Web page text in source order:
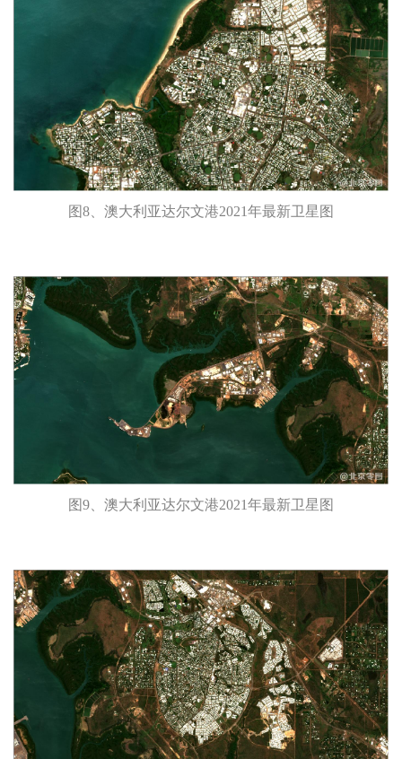
图8、澳大利亚达尔文港2021年最新卫星图
图9、澳大利亚达尔文港2021年最新卫星图